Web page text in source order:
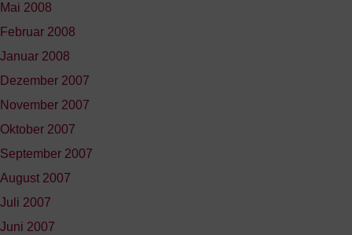
Mai 2008
Februar 2008
Januar 2008
Dezember 2007
November 2007
Oktober 2007
September 2007
August 2007
Juli 2007
Juni 2007